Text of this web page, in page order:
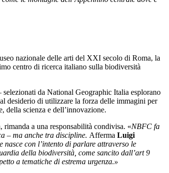
nazionale delle arti del XXI secolo di Roma, la
centro di ricerca italiano sulla biodiversità
selezionati da National Geographic Italia esplorano
desiderio di utilizzare la forza delle immagini per
della scienza e dell’innovazione.
a una responsabilità condivisa. «NBFC fa
– ma anche tra discipline. Afferma Luigi
con l’intento di parlare attraverso le
della biodiversità, come sancito dall’art 9
a tematiche di estrema urgenza.»